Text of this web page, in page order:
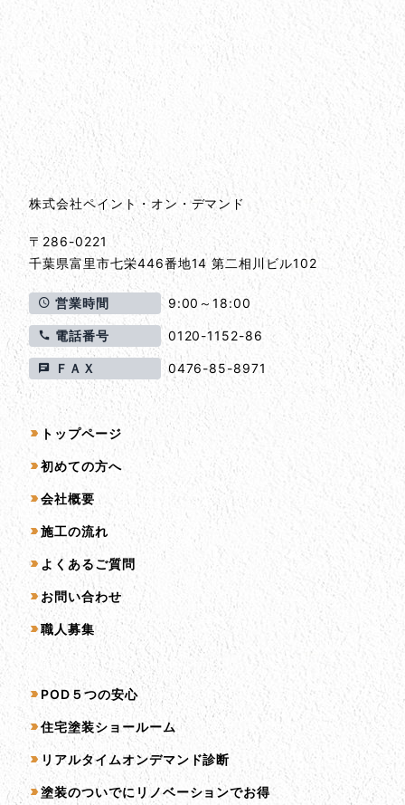
会社情報とサイトマップ
会社情報
株式会社ペイント・オン・デマンド
〒286-0221
千葉県富里市七栄446番地14 第二相川ビル102
営業時間 9:00～18:00
電話番号 0120-1152-86
ＦＡＸ 0476-85-8971
サイトマップ
トップページ
初めての方へ
会社概要
施工の流れ
よくあるご質問
お問い合わせ
職人募集
サービス一覧
POD５つの安心
住宅塗装ショールーム
リアルタイムオンデマンド診断
塗装のついでにリノベーションでお得